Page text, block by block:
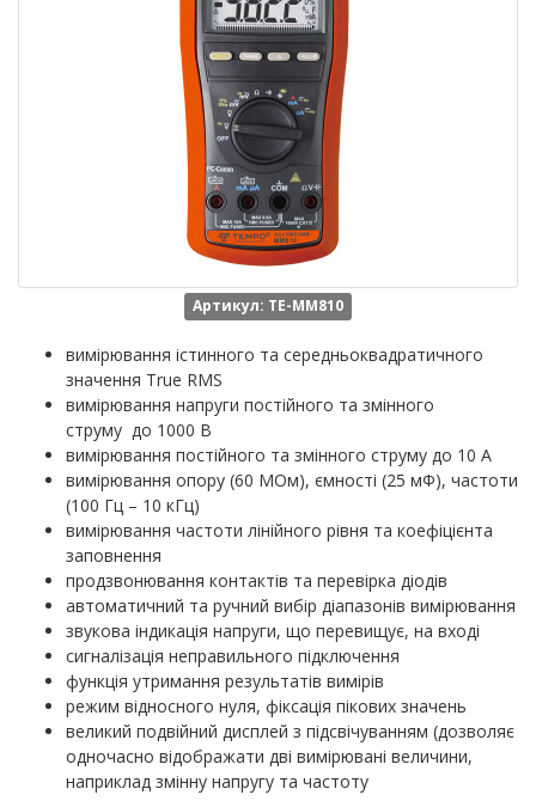
Артикул: TE-MM810
вимірювання істинного та середньоквадратичного
значення True RMS
вимірювання напруги постійного та змінного
струму до 1000 В
вимірювання постійного та змінного струму до 10 А
вимірювання опору (60 МОм), ємності (25 мФ), частоти
(100 Гц – 10 кГц)
вимірювання частоти лінійного рівня та коефіцієнта
заповнення
продзвонювання контактів та перевірка діодів
автоматичний та ручний вибір діапазонів вимірювання
звукова індикація напруги, що перевищує, на вході
сигналізація неправильного підключення
функція утримання результатів вимірів
режим відносного нуля, фіксація пікових значень
великий подвійний дисплей з підсвічуванням (дозволяє
одночасно відображати дві вимірювані величини,
наприклад змінну напругу та частоту